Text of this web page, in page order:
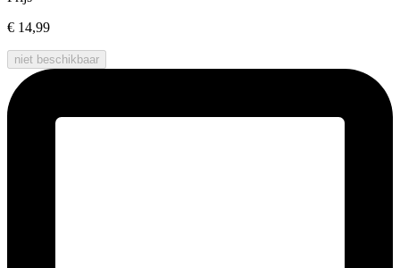
€ 14,99
niet beschikbaar